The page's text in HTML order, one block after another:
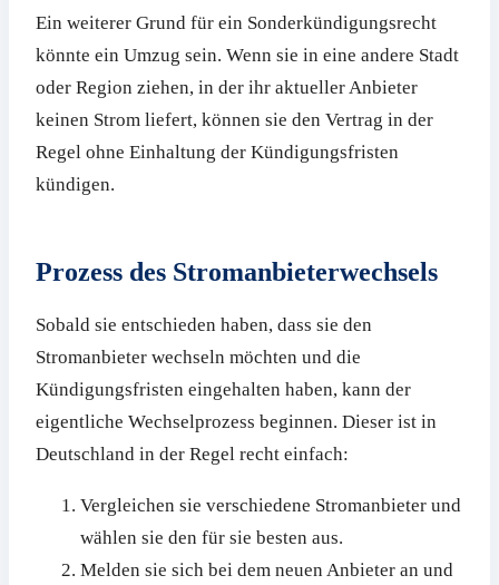
Ein weiterer Grund für ein Sonderkündigungsrecht
könnte ein Umzug sein. Wenn sie in eine andere Stadt
oder Region ziehen, in der ihr aktueller Anbieter
keinen Strom liefert, können sie den Vertrag in der
Regel ohne Einhaltung der Kündigungsfristen
kündigen.
Prozess des Stromanbieterwechsels
Sobald sie entschieden haben, dass sie den
Stromanbieter wechseln möchten und die
Kündigungsfristen eingehalten haben, kann der
eigentliche Wechselprozess beginnen. Dieser ist in
Deutschland in der Regel recht einfach:
Vergleichen sie verschiedene Stromanbieter und
wählen sie den für sie besten aus.
Melden sie sich bei dem neuen Anbieter an und